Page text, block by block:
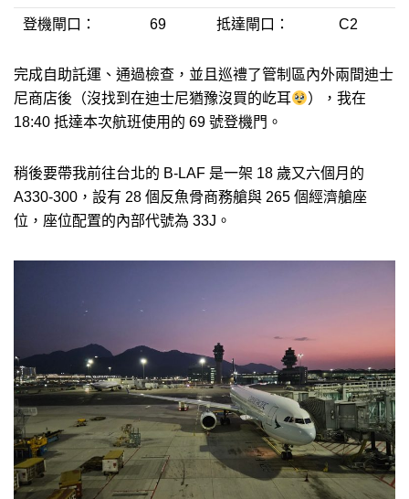
登機閘口： 69 抵達閘口： C2
完成自助託運、通過檢查，並且巡禮了管制區內外兩間迪士
尼商店後（沒找到在迪士尼猶豫沒買的屹耳
），我在
18:40 抵達本次航班使用的 69 號登機門。
稍後要帶我前往台北的 B-LAF 是一架 18 歲又六個月的
A330-300，設有 28 個反魚骨商務艙與 265 個經濟艙座
位，座位配置的內部代號為 33J。